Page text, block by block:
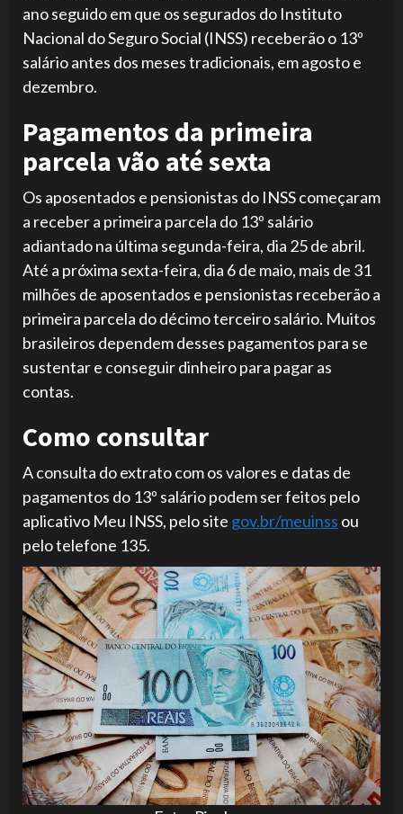
ano seguido em que os segurados do Instituto
Nacional do Seguro Social (INSS) receberão o 13º
salário antes dos meses tradicionais, em agosto e
dezembro.
Pagamentos da primeira
parcela vão até sexta
Os aposentados e pensionistas do INSS começaram
a receber a primeira parcela do 13º salário
adiantado na última segunda-feira, dia 25 de abril.
Até a próxima sexta-feira, dia 6 de maio, mais de 31
milhões de aposentados e pensionistas receberão a
primeira parcela do décimo terceiro salário. Muitos
brasileiros dependem desses pagamentos para se
sustentar e conseguir dinheiro para pagar as
contas.
Como consultar
A consulta do extrato com os valores e datas de
pagamentos do 13º salário podem ser feitos pelo
aplicativo Meu INSS, pelo site gov.br/meuinss ou
pelo telefone 135.